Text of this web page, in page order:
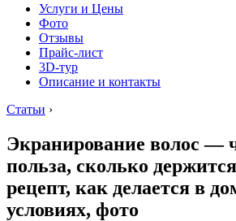
Услуги и Цены
Фото
Отзывы
Прайс-лист
3D-тур
Описание и контакты
Статьи ›
Экранирование волос —
польза, сколько
рецепт, как делается в
условиях, фото